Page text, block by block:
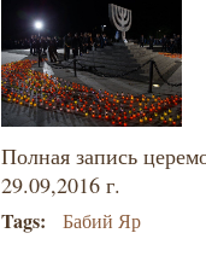
Полная запись
29.09,2016 г.
Tags: Бабий Яр